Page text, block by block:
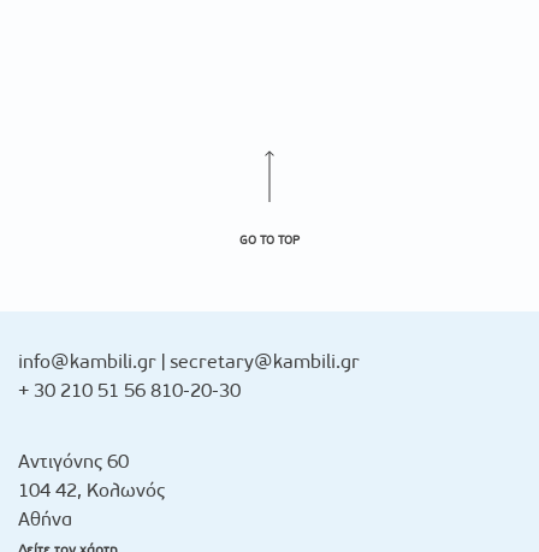
GO TO TOP
info@kambili.gr secretary@kambili.gr
+ 30 210 51 56 810-20-30
Αντιγόνης 60
104 42, Κολωνός
Αθήνα